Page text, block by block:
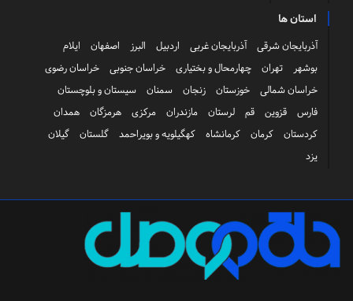
استان ها
آذربایجان شرقی آذربایجان غربی اردبیل البرز اصفهان
ایلام
بوشهر
تهران چهارمحال و بختیاری خراسان جنوبی
خراسان رضوی
خراسان شمالی
خوزستان زنجان سمنان
سیستان و بلوچستان
فارس
قزوین قم لرستان مازندران مرکزی هرمزگان
همدان
کردستان
کرمان کرمانشاه کهگیلویه و بویراحمد گلستان
گیلان
یزد